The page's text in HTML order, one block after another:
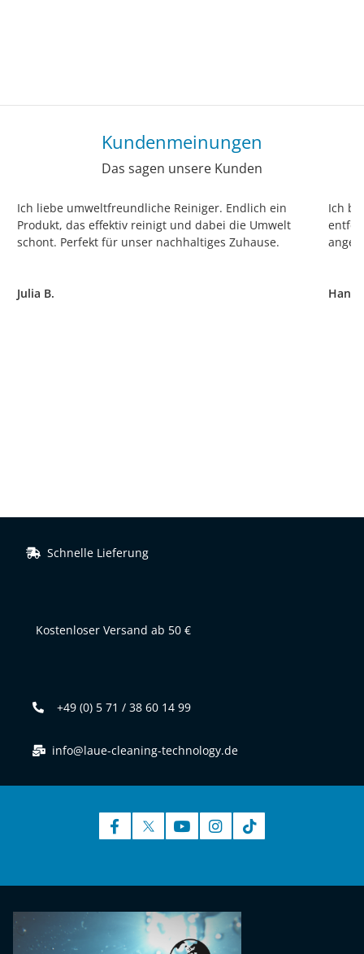
Kundenmeinungen
Das sagen unsere Kunden
Ich liebe umweltfreundliche Reiniger. Endlich ein
Produkt, das effektiv reinigt und dabei die Umwelt
schont. Perfekt für unser nachhaltiges Zuhause.
Julia B.
Ich
Hans
Schnelle Lieferung
Kostenloser Versand ab 50 €
+49 (0) 5 71 / 38 60 14 99
info@laue-cleaning-technology.de